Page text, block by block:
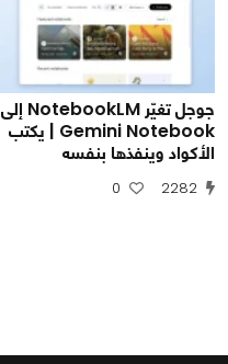
جوجل تغيّر NotebookLM إلى
Gemini Notebook | يكتب
الأكواد وينفذها بنفسه
2282
0